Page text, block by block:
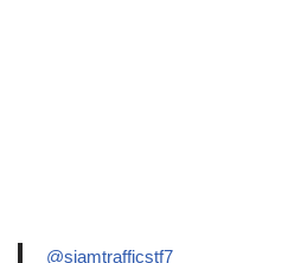
@siamtrafficstf7